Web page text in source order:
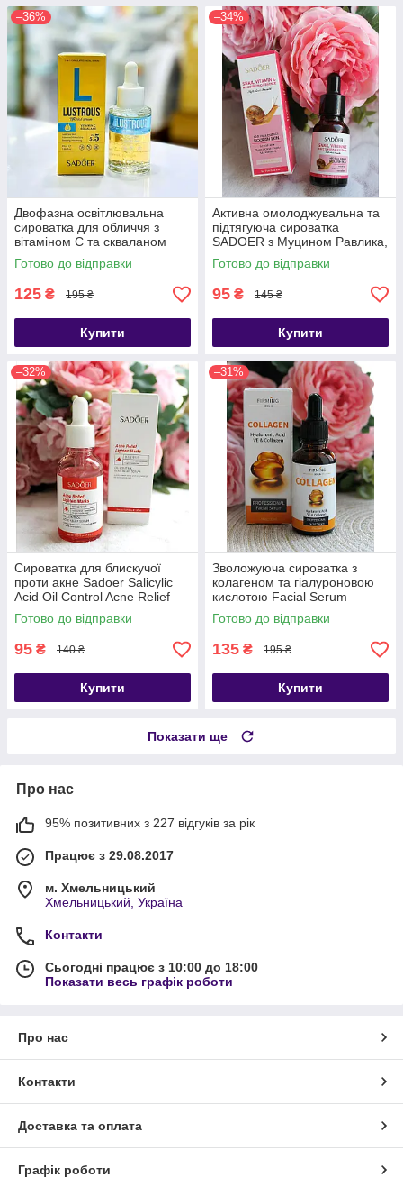
–36%
Двофазна освітлювальна
сироватка для обличчя з
вітаміном С та скваланом
Sadoer Lustrous Facial
Serum, 30 мл
Готово до відправки
125 ₴ 195 ₴
Купити
–34%
Активна омолоджувальна та
підтягуюча сироватка
SADOER з Муцином Равлика,
15 мл
Готово до відправки
95 ₴ 145 ₴
Купити
–32%
Сироватка для блискучої
проти акне Sadoer Salicylic
Acid Oil Control Acne Relief
Serum
Готово до відправки
95 ₴ 140 ₴
Купити
–31%
Зволожуюча сироватка з
колагеном та гіалуроновою
кислотою Facial Serum
Hyaluronic Acid and Collagen
Готово до відправки
135 ₴ 195 ₴
Купити
Показати ще
Про нас
95% позитивних з 227 відгуків за рік
Працює з 29.08.2017
м. Хмельницький
Хмельницький, Україна
Контакти
Сьогодні працює з 10:00 до 18:00
Показати весь графік роботи
Про нас
Контакти
Доставка та оплата
Графік роботи